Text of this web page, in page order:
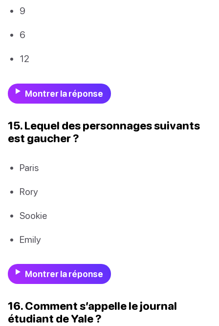
9
6
12
Montrer la réponse
15. Lequel des personnages suivants
est gaucher ?
Paris
Rory
Sookie
Emily
Montrer la réponse
16. Comment s’appelle le journal
étudiant de Yale ?